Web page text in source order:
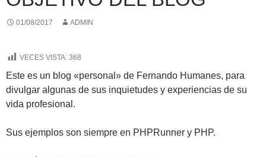
01/08/2017 ADMIN
VECES VISTA: 368
Este es un blog «personal» de Fernando Humanes, para
divulgar algunas de sus inquietudes y experiencias de su
vida profesional.
Sus ejemplos son siempre en PHPRunner y PHP.